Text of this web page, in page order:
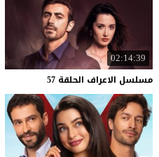
02:14:39
مسلسل الاعراف الحلقة 57